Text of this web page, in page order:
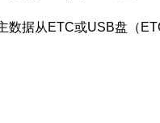
数据从ETC或USB盘（